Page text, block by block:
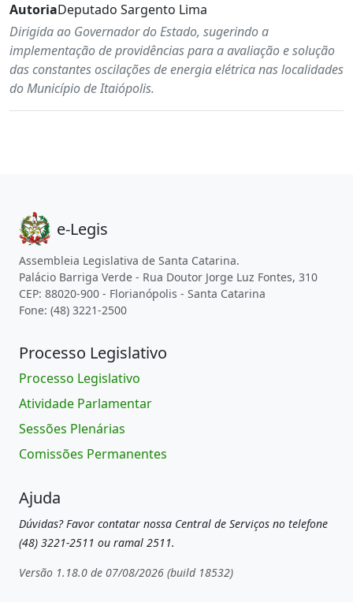
AutoriaDeputado Sargento Lima
Dirigida ao Governador do Estado, sugerindo a
implementação de providências para a avaliação e solução
das constantes oscilações de energia elétrica nas localidades
do Município de Itaiópolis.
e-Legis
Assembleia Legislativa de Santa Catarina.
Palácio Barriga Verde - Rua Doutor Jorge Luz Fontes, 310
CEP: 88020-900 - Florianópolis - Santa Catarina
Fone: (48) 3221-2500
Processo Legislativo
Processo Legislativo
Atividade Parlamentar
Sessões Plenárias
Comissões Permanentes
Ajuda
Dúvidas? Favor contatar nossa Central de Serviços no telefone
(48) 3221-2511 ou ramal 2511.
Versão 1.18.0 de 07/08/2026 (build 18532)